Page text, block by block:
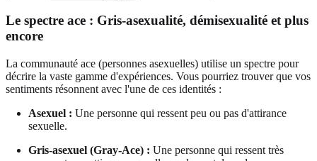
Le spectre ace : Gris-asexualité, démisexualité et plus
encore
La communauté ace (personnes asexuelles) utilise un spectre pour
décrire la vaste gamme d'expériences. Vous pourriez trouver que vos
sentiments résonnent avec l'une de ces identités :
Asexuel : Une personne qui ressent peu ou pas d'attirance
sexuelle.
Gris-asexuel (Gray-Ace) : Une personne qui ressent très